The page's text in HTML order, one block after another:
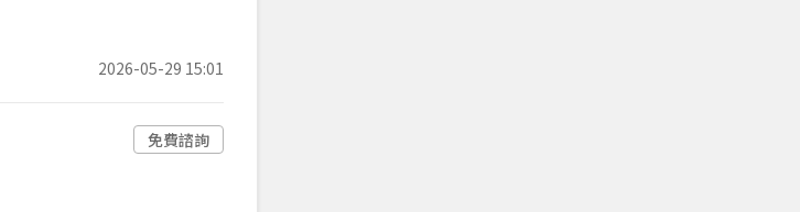
2026-05-29 15:01
免費諮詢